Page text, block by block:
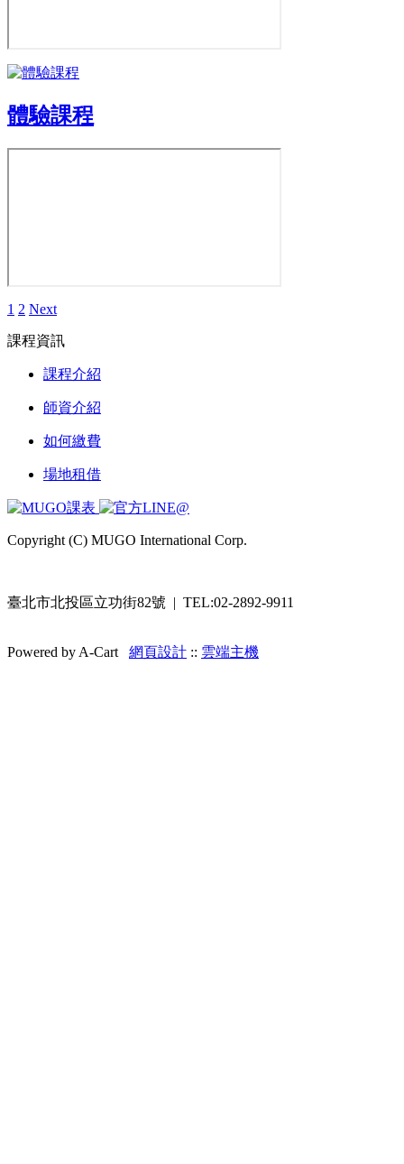
體驗課程
1 2 Next
課程資訊
課程介紹
師資介紹
如何繳費
場地租借
Copyright (C) MUGO International Corp.
臺北市北投區立功街82號 | TEL:02-2892-9911
Powered by A-Cart 網頁設計 :: 雲端主機